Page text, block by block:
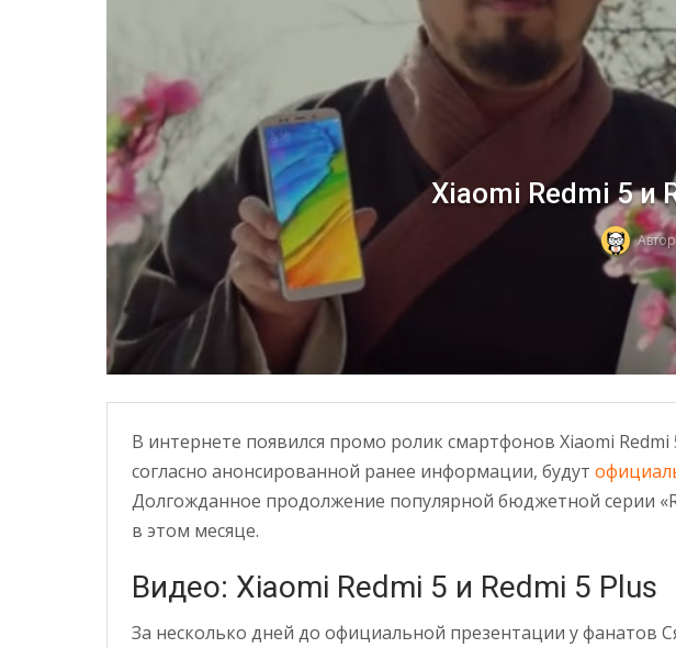
Xiaomi Redmi 5 и
В интернете появился промо ролик смартфонов Xiaomi Redmi
согласно анонсированной ранее информации, будут
Долгожданное продолжение популярной бюджетной серии
в этом месяце.
Видео: Xiaomi Redmi 5 и Redmi 5 Plus
За несколько дней до официальной презентации у фанатов